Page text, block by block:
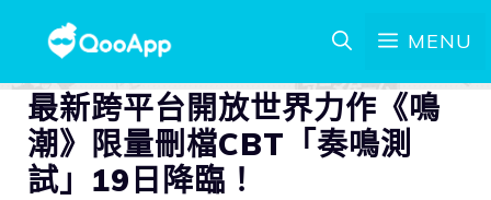
MENU
最新跨平台開放世界力作《鳴
潮》限量刪檔CBT「奏鳴測
試」19日降臨！